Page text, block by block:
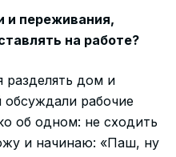
и переживания,
на работе?
дом и
рабочие
об одном: не сходить
и начинаю: «Паш, ну